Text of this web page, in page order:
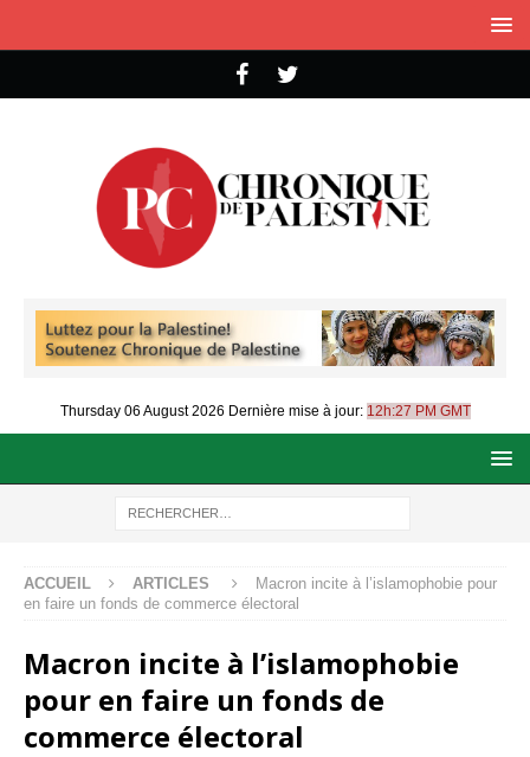
Thursday 06 August 2026 Dernière mise à jour: 12h:27 PM GMT
ACCUEIL ARTICLES
Macron incite à l’islamophobie pour
en faire un fonds de commerce électoral
Macron incite à l’islamophobie
pour en faire un fonds de
commerce électoral